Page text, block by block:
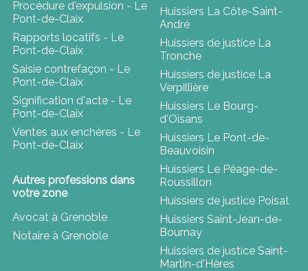
Procédure d'expulsion - Le
Pont-de-Claix
Rapports locatifs - Le
Pont-de-Claix
Saisie contrefaçon - Le
Pont-de-Claix
Signification d'acte - Le
Pont-de-Claix
Ventes aux enchères - Le
Pont-de-Claix
Autres professions dans
votre zone
Avocat à Grenoble
Notaire à Grenoble
Huissiers La Côte-Saint-
André
Huissiers de justice La
Tronche
Huissiers de justice La
Verpillière
Huissiers Le Bourg-
d'Oisans
Huissiers Le Pont-de-
Beauvoisin
Huissiers Le Péage-de-
Roussillon
Huissiers de justice Poisat
Huissiers Saint-Jean-de-
Bournay
Huissiers de justice Saint-
Martin-d'Hères